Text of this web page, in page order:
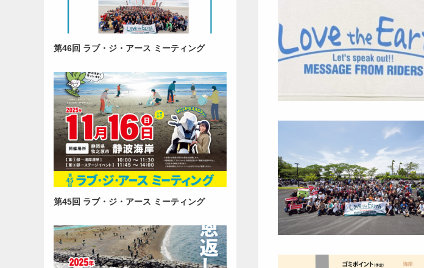
第46回 ラブ・ジ・アース ミーティング
第45回 ラブ・ジ・アース ミーティング